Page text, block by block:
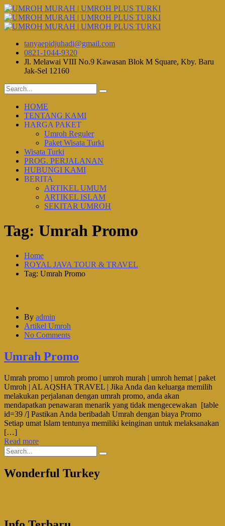
tanyaepidjuhadi@gmail.com
0821-1044-9320
Jl. Melawai VIII No.9 Kawasan Blok M Square, Kby. Baru
Jak-Sel 12160
HOME
TENTANG KAMI
HARGA PAKET
Umroh Reguler
Paket Wisata Turki
Wisata Turki
PROG. PERJALANAN
HUBUNGI KAMI
BERITA
ARTIKEL UMUM
ARTIKEL ISLAM
SEKITAR UMROH
Tag: Umrah Promo
Home
ROYAL JAVA TOUR & TRAVEL
Tag: Umrah Promo
By admin
Artikel Umroh
No Comments
Umrah Promo
Umrah promo | umroh promo | umroh murah | umroh hemat | paket
Umroh | AL AQSHA TRAVEL | Jika Anda dan keluarga memilih
melakukan perjalanan dengan umrah promo, anda akan
mendapatkan penawaran menarik yang tidak mengecewakan [table
id=39 /] Pastikan Anda beribadah Umrah dengan biaya Promo
Setiap umat Islam tentunya memiliki keinginan untuk melaksanakan
[…]
Read more
Wonderful Turkey